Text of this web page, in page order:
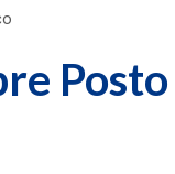
Posto